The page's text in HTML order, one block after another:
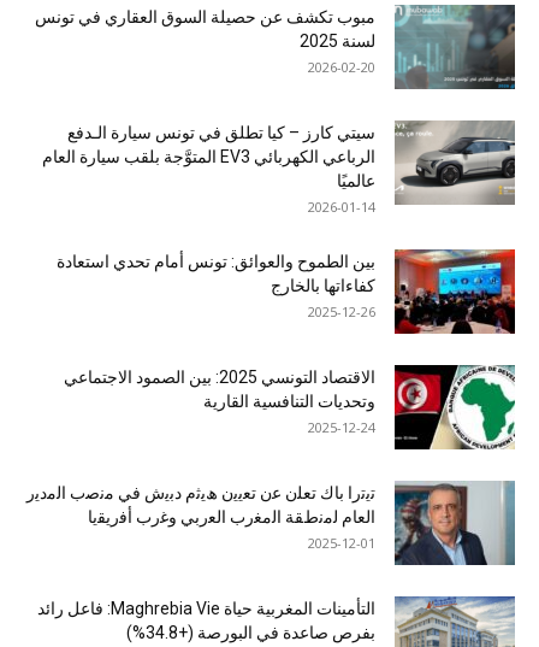
مبوب تكشف عن حصيلة السوق العقاري في تونس
لسنة 2025
2026-02-20
سيتي كارز – كيا تطلق في تونس سيارة الـدفع
الرباعي الكهربائي EV3 المتوَّجة بلقب سيارة العام
عالميًا
2026-01-14
بين الطموح والعوائق: تونس أمام تحدي استعادة
كفاءاتها بالخارج
2025-12-26
الاقتصاد التونسي 2025: بين الصمود الاجتماعي
وتحديات التنافسية القارية
2025-12-24
ﺗﯾﺗرا ﺑﺎك ﺗﻌﻠن ﻋن ﺗﻌﯾﯾن ھﯾﺛم دﺑﯾش ﻓﻲ ﻣﻧﺻب اﻟﻣدﯾر
اﻟﻌﺎم ﻟﻣﻧطﻘﺔ اﻟﻣﻐرب اﻟﻌرﺑﻲ وﻏرب أﻓرﯾﻘﯾﺎ
2025-12-01
التأمينات المغربية حياة Maghrebia Vie: فاعل رائد
بفرص صاعدة في البورصة (+34.8%)